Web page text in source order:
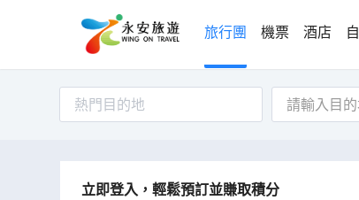
旅行團 機票 酒店
熱門目的地
立即登入，輕鬆預訂並賺取積分